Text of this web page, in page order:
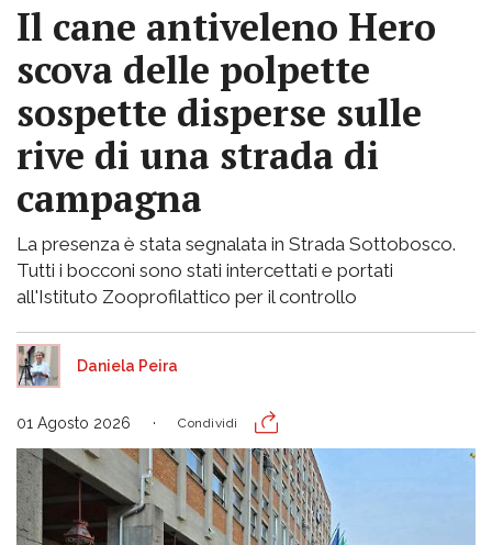
Il cane antiveleno Hero
scova delle polpette
sospette disperse sulle
rive di una strada di
campagna
La presenza è stata segnalata in Strada Sottobosco.
Tutti i bocconi sono stati intercettati e portati
all'Istituto Zooprofilattico per il controllo
Daniela Peira
01 Agosto 2026 Condividi